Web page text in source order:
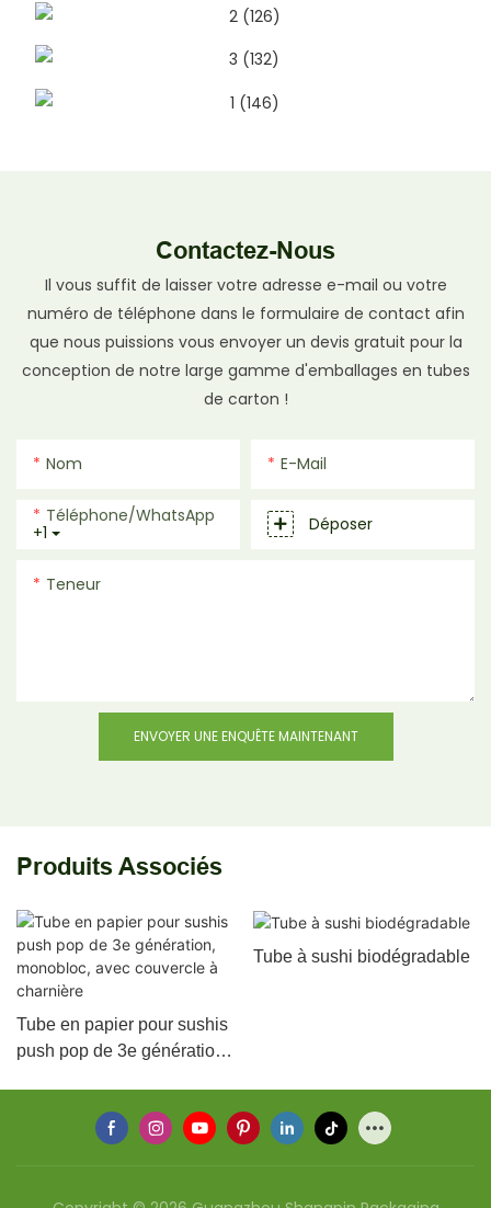
Contactez-Nous
Il vous suffit de laisser votre adresse e-mail ou votre
numéro de téléphone dans le formulaire de contact afin
que nous puissions vous envoyer un devis gratuit pour la
conception de notre large gamme d'emballages en tubes
de carton !
Nom E-Mail
+1
Téléphone/WhatsApp Déposer
Teneur
ENVOYER UNE ENQUÊTE MAINTENANT
Produits Associés
Tube en papier pour sushis
push pop de 3e génération,
Tube à sushi biodégradable